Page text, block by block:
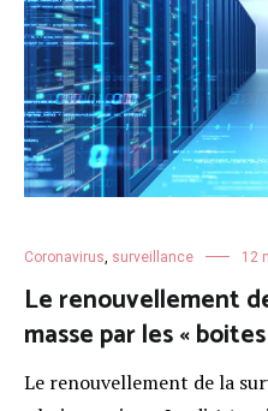
Coronavirus surveillance 12
Le renouvellement
masse par les «
Le renouvellement de la